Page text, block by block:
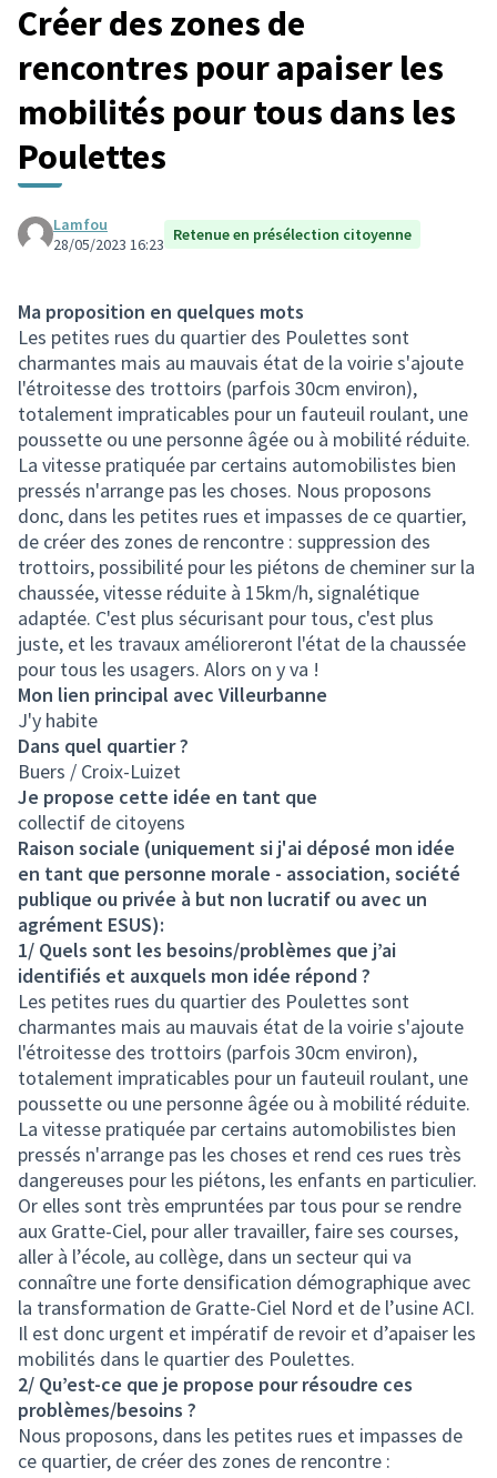
Créer des zones de
rencontres pour apaiser les
mobilités pour tous dans les
Poulettes
Lamfou
28/05/2023 16:23 Retenue en présélection citoyenne
Ma proposition en quelques mots
Les petites rues du quartier des Poulettes sont
charmantes mais au mauvais état de la voirie s'ajoute
l'étroitesse des trottoirs (parfois 30cm environ),
totalement impraticables pour un fauteuil roulant, une
poussette ou une personne âgée ou à mobilité réduite.
La vitesse pratiquée par certains automobilistes bien
pressés n'arrange pas les choses. Nous proposons
donc, dans les petites rues et impasses de ce quartier,
de créer des zones de rencontre : suppression des
trottoirs, possibilité pour les piétons de cheminer sur la
chaussée, vitesse réduite à 15km/h, signalétique
adaptée. C'est plus sécurisant pour tous, c'est plus
juste, et les travaux amélioreront l'état de la chaussée
pour tous les usagers. Alors on y va !
Mon lien principal avec Villeurbanne
J'y habite
Dans quel quartier ?
Buers / Croix-Luizet
Je propose cette idée en tant que
collectif de citoyens
Raison sociale (uniquement si j'ai déposé mon idée
en tant que personne morale - association, société
publique ou privée à but non lucratif ou avec un
agrément ESUS):
1/ Quels sont les besoins/problèmes que j’ai
identifiés et auxquels mon idée répond ?
Les petites rues du quartier des Poulettes sont
charmantes mais au mauvais état de la voirie s'ajoute
l'étroitesse des trottoirs (parfois 30cm environ),
totalement impraticables pour un fauteuil roulant, une
poussette ou une personne âgée ou à mobilité réduite.
La vitesse pratiquée par certains automobilistes bien
pressés n'arrange pas les choses et rend ces rues très
dangereuses pour les piétons, les enfants en particulier.
Or elles sont très empruntées par tous pour se rendre
aux Gratte-Ciel, pour aller travailler, faire ses courses,
aller à l’école, au collège, dans un secteur qui va
connaître une forte densification démographique avec
la transformation de Gratte-Ciel Nord et de l’usine ACI.
Il est donc urgent et impératif de revoir et d’apaiser les
mobilités dans le quartier des Poulettes.
2/ Qu’est-ce que je propose pour résoudre ces
problèmes/besoins ?
Nous proposons, dans les petites rues et impasses de
ce quartier, de créer des zones de rencontre :